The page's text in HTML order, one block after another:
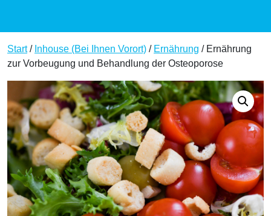
Start/ Inhouse (Bei Ihnen Vorort) / Ernährung / Ernährung
zur Vorbeugung und Behandlung der Osteoporose